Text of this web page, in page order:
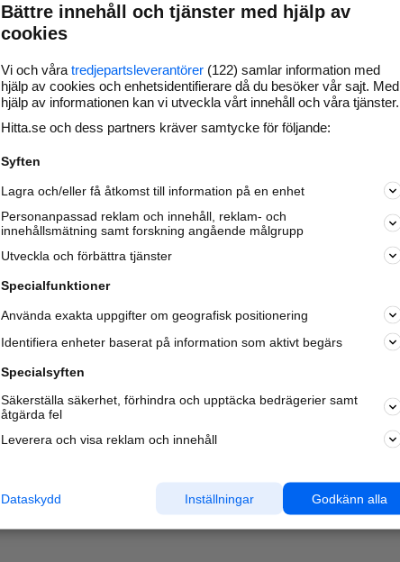
Bättre innehåll och tjänster med hjälp av
cookies
Vi och våra tredjepartsleverantörer (122) samlar information med
hjälp av cookies och enhetsidentifierare då du besöker vår sajt. Med
hjälp av informationen kan vi utveckla vårt innehåll och våra tjänster.
Hitta.se och dess partners kräver samtycke för följande:
Syften
Lagra och/eller få åtkomst till information på en enhet
Personanpassad reklam och innehåll, reklam- och
innehållsmätning samt forskning angående målgrupp
Utveckla och förbättra tjänster
Specialfunktioner
Använda exakta uppgifter om geografisk positionering
Identifiera enheter baserat på information som aktivt begärs
Specialsyften
Säkerställa säkerhet, förhindra och upptäcka bedrägerier samt
åtgärda fel
Leverera och visa reklam och innehåll
Godkänn alla
Inställningar
Dataskydd